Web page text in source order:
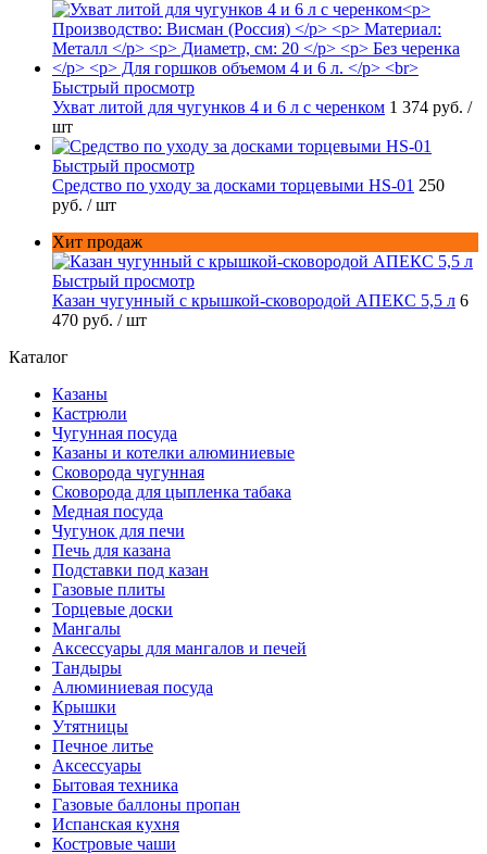
Быстрый просмотр
Ухват литой для чугунков 4 и 6 л с черенком 1 374 руб. /
шт
Быстрый просмотр
Средство по уходу за досками торцевыми HS-01 250
руб. / шт
Хит продаж
Быстрый просмотр
Казан чугунный с крышкой-сковородой АПЕКС 5,5 л 6
470 руб. / шт
Каталог
Казаны
Кастрюли
Чугунная посуда
Казаны и котелки алюминиевые
Сковорода чугунная
Сковорода для цыпленка табака
Медная посуда
Чугунок для печи
Печь для казана
Подставки под казан
Газовые плиты
Торцевые доски
Мангалы
Аксессуары для мангалов и печей
Тандыры
Алюминиевая посуда
Крышки
Утятницы
Печное литье
Аксессуары
Бытовая техника
Газовые баллоны пропан
Испанская кухня
Костровые чаши